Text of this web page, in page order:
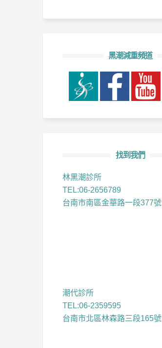
黑潮減重頻道
找到我們
林黑潮診所
TEL:06-2656789
台南市南區金華路一段377號
潮代診所
TEL:06-2359595
台南市北區林森路三段165號